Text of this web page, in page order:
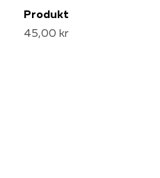
Produkt
45,00 kr